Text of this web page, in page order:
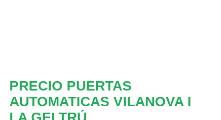
PRECIO PUERTAS
AUTOMATICAS VILANOVA I